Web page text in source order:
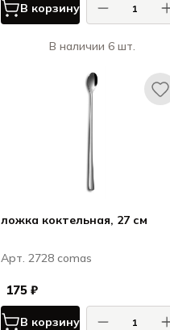
В корзину
В наличии 6 шт.
ложка коктельная, 27 см
Арт. 2728 comas
175 ₽
В корзину